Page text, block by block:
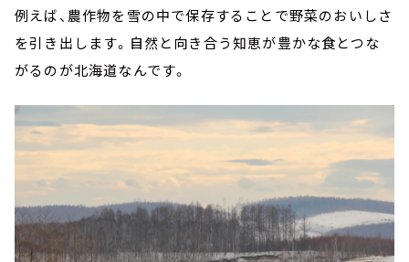
例えば、農作物を雪の中で保存することで野菜のおいしさ
を引き出します。自然と向き合う知恵が豊かな食とつな
がるのが北海道なんです。